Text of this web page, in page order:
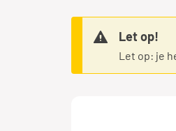
Let op!
Let op: je